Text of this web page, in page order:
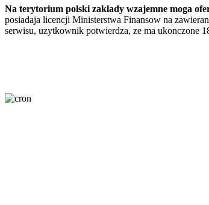
Na terytorium polski zaklady wzajemne moga
posiadaja licencji Ministerstwa Finansow na
serwisu, uzytkownik potwierdza, ze ma ukonczone